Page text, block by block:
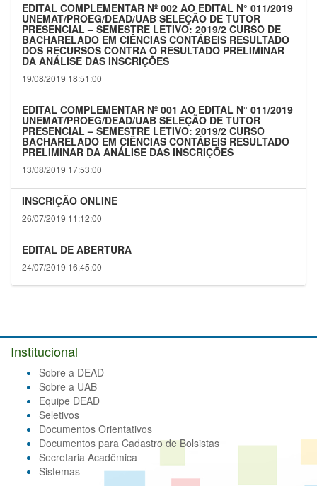
EDITAL COMPLEMENTAR Nº 002 AO EDITAL N° 011/2019
UNEMAT/PROEG/DEAD/UAB SELEÇÃO DE TUTOR
PRESENCIAL – SEMESTRE LETIVO: 2019/2 CURSO DE
BACHARELADO EM CIÊNCIAS CONTÁBEIS RESULTADO
DOS RECURSOS CONTRA O RESULTADO PRELIMINAR
DA ANÁLISE DAS INSCRIÇÕES
19/08/2019 18:51:00
EDITAL COMPLEMENTAR Nº 001 AO EDITAL N° 011/2019
UNEMAT/PROEG/DEAD/UAB SELEÇÃO DE TUTOR
PRESENCIAL – SEMESTRE LETIVO: 2019/2 CURSO
BACHARELADO EM CIÊNCIAS CONTÁBEIS RESULTADO
PRELIMINAR DA ANÁLISE DAS INSCRIÇÕES
13/08/2019 17:53:00
INSCRIÇÃO ONLINE
26/07/2019 11:12:00
EDITAL DE ABERTURA
24/07/2019 16:45:00
Institucional
Sobre a DEAD
Sobre a UAB
Equipe DEAD
Seletivos
Documentos Orientativos
Documentos para Cadastro de Bolsistas
Secretaria Acadêmica
Sistemas